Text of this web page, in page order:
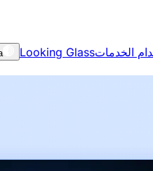
الخدماتLooking Glass